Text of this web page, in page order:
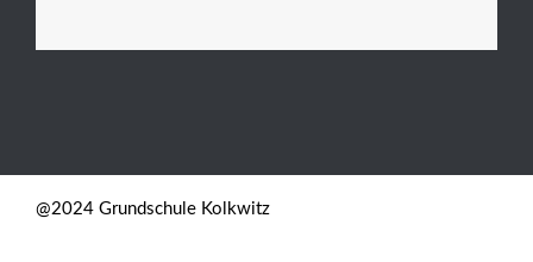
@2024 Grundschule Kolkwitz